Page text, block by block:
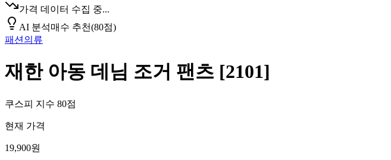
가격 데이터 수집 중...
AI 분석매수 추천(80점)
패션의류
재한 아동 데님 조거 팬츠 [2101]
쿠스피 지수 80점
현재 가격
19,900원